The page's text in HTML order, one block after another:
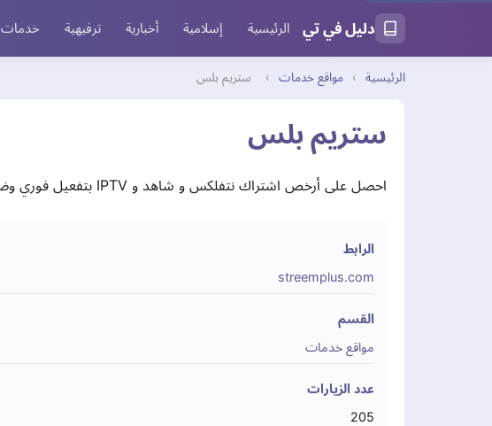
دليل في تي الرئيسية إسلامية أخبارية ترفيهية خدمات
الرئيسية › مواقع خدمات › ستريم بلس
ستريم بلس
احصل على أرخص اشتراك نتفلكس و شاهد و IPTV بتفعيل فوري وضمان كامل. أسعار منافسة، دعم سريع، وتجديد سهل لجميع الاشتراكات عبر StreemPlus.
الرابط
streemplus.com
القسم
مواقع خدمات
عدد الزيارات
205